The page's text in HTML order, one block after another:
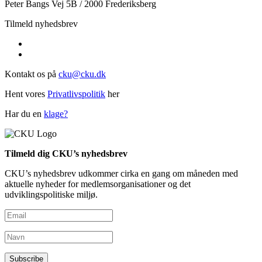
Peter Bangs Vej 5B / 2000 Frederiksberg
Tilmeld nyhedsbrev
Kontakt os på cku@cku.dk
Hent vores Privatlivspolitik her
Har du en klage?
Tilmeld dig CKU’s nyhedsbrev
CKU’s nyhedsbrev udkommer cirka en gang om måneden med
aktuelle nyheder for medlemsorganisationer og det
udviklingspolitiske miljø.